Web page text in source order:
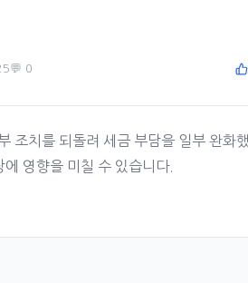
💬 0
조치를 되돌려 세금 부담을 일부 완화했
영향을 미칠 수 있습니다.